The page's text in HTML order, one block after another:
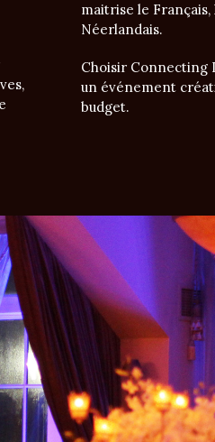
maitrise le Français,
Néerlandais.
Choisir Connecting
un événement
budget.